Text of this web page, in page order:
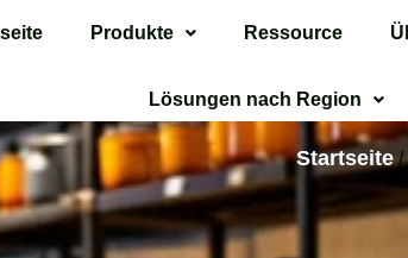
Produkte Ressource
Lösungen nach Region
Startseite /